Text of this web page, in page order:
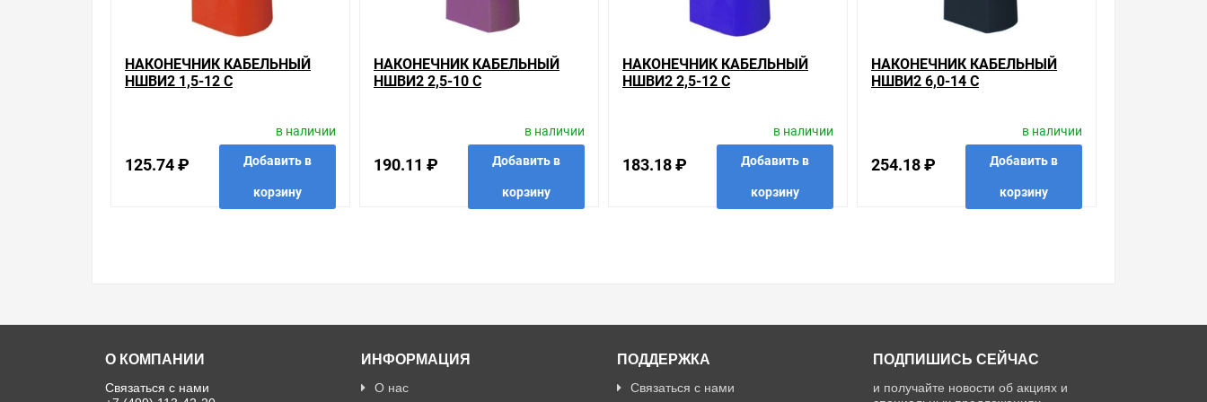
НАКОНЕЧНИК КАБЕЛЬНЫЙ
НШВИ2 1,5-12 С
125.74 ₽
в наличии
Добавить в
корзину
НАКОНЕЧНИК КАБЕЛЬНЫЙ
НШВИ2 2,5-10 С
190.11 ₽
в наличии
Добавить в
корзину
НАКОНЕЧНИК КАБЕЛЬНЫЙ
НШВИ2 2,5-12 С
183.18 ₽
в наличии
Добавить в
корзину
НАКОНЕЧНИК КАБЕЛЬНЫЙ
НШВИ2 6,0-14 С
254.18 ₽
в наличии
Добавить в
корзину
О КОМПАНИИ
Связаться с нами
ИНФОРМАЦИЯ
О нас
ПОДДЕРЖКА
Связаться с нами
ПОДПИШИСЬ СЕЙЧАС
и получайте новости об акциях и